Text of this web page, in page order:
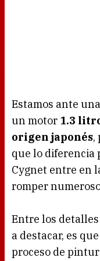
Estamos ante
un motor 1.3
origen japonés,
que lo diferencia
Cygnet entre en
romper
Entre los
a destacar, es
proceso de